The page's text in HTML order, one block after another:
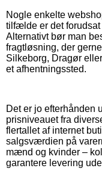
Nogle enkelte
tilfælde er det forudsat
Alternativt bør man
fragtløsning, der
Silkeborg, Dragør
et afhentningssted.
Det er jo efterhånden
prisniveauet fra
flertallet af internet
salgsværdien på
mænd og kvinder –
garantere levering